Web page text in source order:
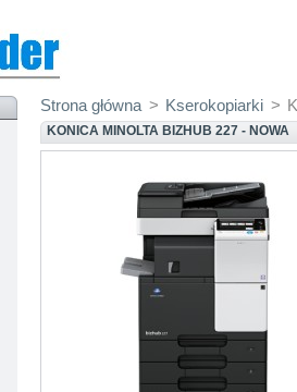
Strona główna > Kserokopiarki >
KONICA MINOLTA BIZHUB 227 - NOWA